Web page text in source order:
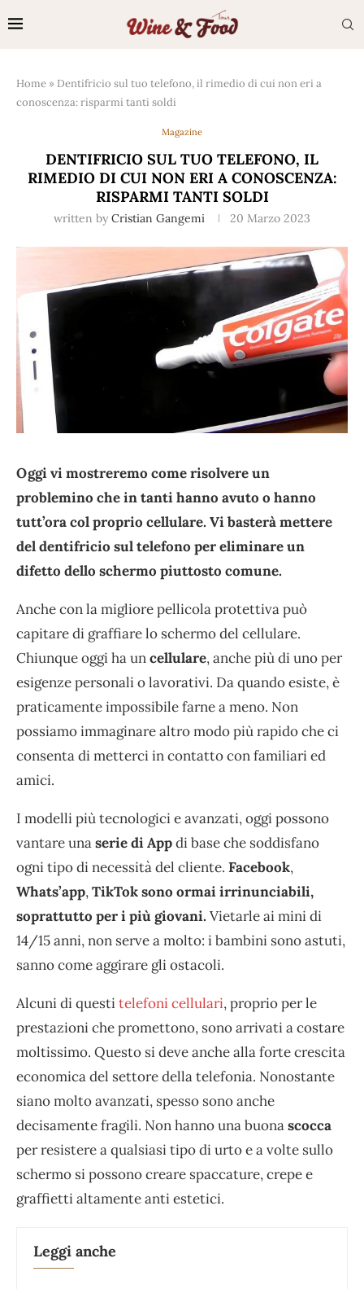
Home » Dentifricio sul tuo telefono, il rimedio di cui non eri a
conoscenza: risparmi tanti soldi
Magazine
DENTIFRICIO SUL TUO TELEFONO, IL
RIMEDIO DI CUI NON ERI A CONOSCENZA:
RISPARMI TANTI SOLDI
written by Cristian Gangemi 20 Marzo 2023
Oggi vi mostreremo come risolvere un
problemino che in tanti hanno avuto o hanno
tutt’ora col proprio cellulare. Vi basterà mettere
del dentifricio sul telefono per eliminare un
difetto dello schermo piuttosto comune.
Anche con la migliore pellicola protettiva può
capitare di graffiare lo schermo del cellulare.
Chiunque oggi ha uncellulare, anche più di uno per
esigenze personali o lavorativi. Da quando esiste, è
praticamente impossibile farne a meno. Non
possiamo immaginare altro modo più rapido che ci
consenta di metterci in contatto con familiari ed
amici.
I modelli più tecnologici e avanzati, oggi possono
vantare unaserie di Appdi base che soddisfano
ogni tipo di necessità del cliente. Facebook,
Whats’app,TikTok sono ormai irrinunciabili,
soprattutto per i più giovani. Vietarle ai mini di
14/15 anni, non serve a molto: i bambini sono astuti,
sanno come aggirare gli ostacoli.
Alcuni di questitelefoni cellulari, proprio per le
prestazioni che promettono, sono arrivati a costare
moltissimo. Questo si deve anche alla forte crescita
economica del settore della telefonia. Nonostante
siano molto avanzati, spesso sono anche
decisamente fragili. Non hanno una buonascocca
per resistere a qualsiasi tipo di urto e a volte sullo
schermo si possono creare spaccature, crepe e
graffietti altamente anti estetici.
Leggi anche